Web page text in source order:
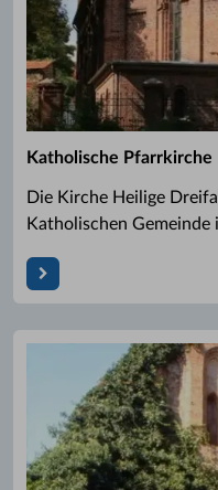
Katholische Pfarrkirche
Die Kirche Heilige
Katholischen Gemeinde